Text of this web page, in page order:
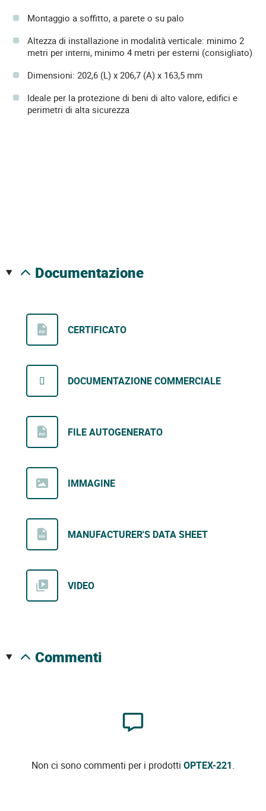
Montaggio a soffitto, a parete o su palo
Altezza di installazione in modalità verticale: minimo 2
metri per interni, minimo 4 metri per esterni (consigliato)
Dimensioni: 202,6 (L) x 206,7 (A) x 163,5 mm
Ideale per la protezione di beni di alto valore, edifici e
perimetri di alta sicurezza
documentazione
CERTIFICATO
DOCUMENTAZIONE COMMERCIALE
FILE AUTOGENERATO
IMMAGINE
MANUFACTURER'S DATA SHEET
VIDEO
commenti
Non ci sono commenti per i prodotti OPTEX-221.